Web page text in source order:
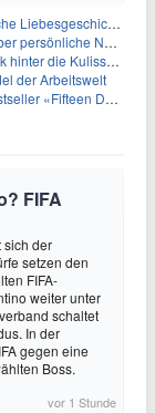
Liebesgeschichte
Neuanfänge
ihres Freundeskreises
der Arbeitswelt
«Fifteen Days»
FIFA
sich der
setzen den
FIFA-
weiter unter
schaltet
In der
gegen eine
Boss.
vor 1 Stunde